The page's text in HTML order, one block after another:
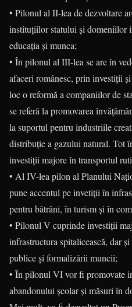
• Pilonul al II-lea de dezvoltare
instituțiilor statului și domeniilor
educația și munca;
• În pilonul al III-lea se are în
afaceri românesc, prin investiții
loc o reformă a companiilor de
se referă la promovarea
la suportul pentru industriile
distribuție a gazului natural. Tot
investiții majore în transportul
• Al IV-lea pilon al Planului
pune accentul pe invetiții în
pentru bătrâni, în turism și în
• Pilonul V cuprinde investiții
infrastructura spitalicească, dar
publice și formalizării muncii;
• În pilonul VI vor fi promovate
abandonului școlar și măsuri în